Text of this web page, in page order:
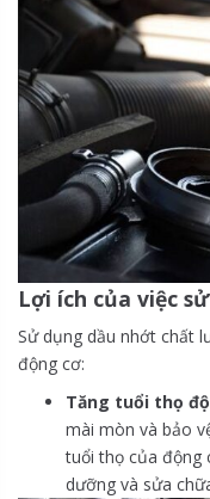
Lợi ích của việc
Sử dụng dầu nhớt chất
động cơ:
Tăng tuổi thọ
mài mòn và bảo
tuổi thọ của động
dưỡng và sửa